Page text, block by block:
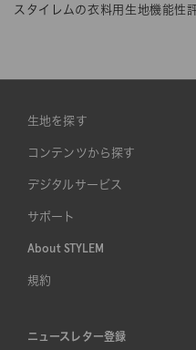
スタイレムの衣料用生地機能性
生地を探す
コンテンツから探す
デジタルサービス
サポート
About STYLEM
規約
ニュースレター登録